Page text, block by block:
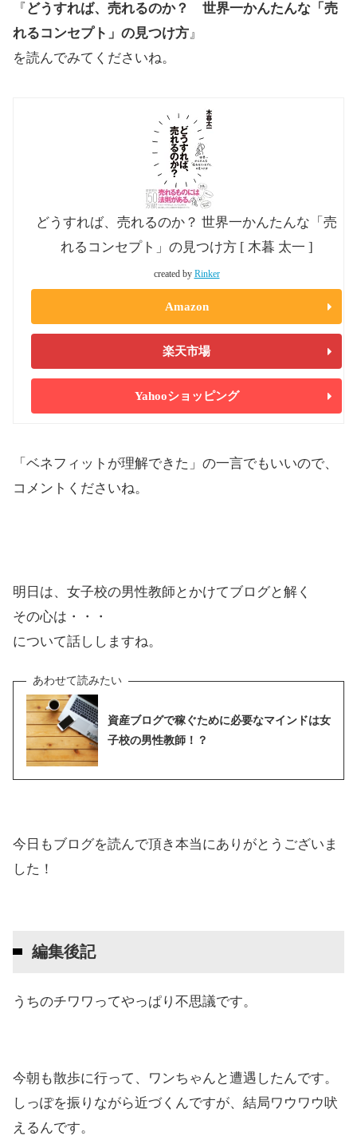
『 どうすれば、売れるのか？ 世界一かんたんな「売
れるコンセプト」の見つけ方』
を読んでみてくださいね。
どうすれば、売れるのか？ 世界一かんたんな「売
れるコンセプト」の見つけ方 [ 木暮 太一 ]
created by Rinker
Amazon
楽天市場
Yahooショッピング
「ベネフィットが理解できた」の一言でもいいので、
コメントくださいね。
明日は、女子校の男性教師とかけてブログと解く
その心は・・・
について話ししますね。
資産ブログで稼ぐために必要なマインドは女
子校の男性教師！？
今日もブログを読んで頂き本当にありがとうございま
した！
編集後記
うちのチワワってやっぱり不思議です。
今朝も散歩に行って、ワンちゃんと遭遇したんです。
しっぽを振りながら近づくんですが、結局ワウワウ吠
えるんです。